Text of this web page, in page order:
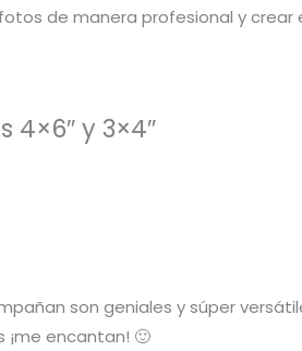
de manera profesional y crear
4×6″ y 3×4″
son geniales y súper
encantan! 🙂